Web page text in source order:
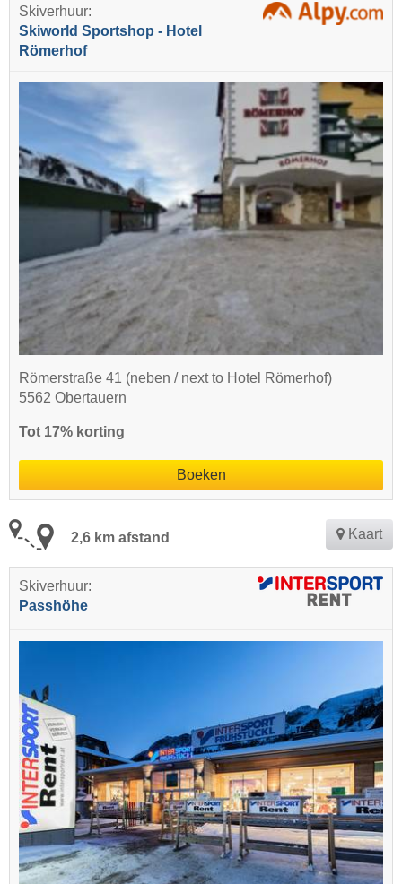
Skiverhuur:
Skiworld Sportshop - Hotel
Römerhof
Römerstraße 41 (neben / next to Hotel Römerhof)
5562 Obertauern
Tot 17% korting
Boeken
2,6 km afstand Kaart
Skiverhuur:
Passhöhe